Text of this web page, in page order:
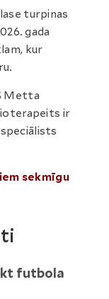
turpinas
gada
kur
Metta
ir
speciālists
sekmīgu
futbola